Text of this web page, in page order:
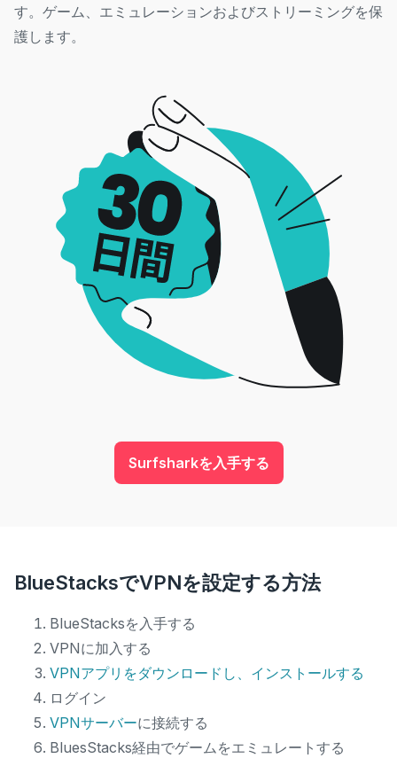
Surfsharkを入手する
す。ゲーム、エミュレーションおよびストリーミングを保
護します。
BlueStacksでVPNを設定する方法
BlueStacksを入手する
VPNに加入する
VPNアプリをダウンロードし、インストールする
ログイン
VPNサーバーに接続する
BluesStacks経由でゲームをエミュレートする